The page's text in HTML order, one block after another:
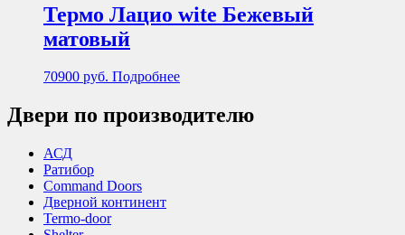
Термо Лацио wite Бежевый
матовый
70900 руб. Подробнее
Двери по производителю
АСД
Ратибор
Command Doors
Дверной континент
Termo-door